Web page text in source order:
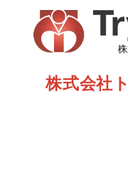
株式会社